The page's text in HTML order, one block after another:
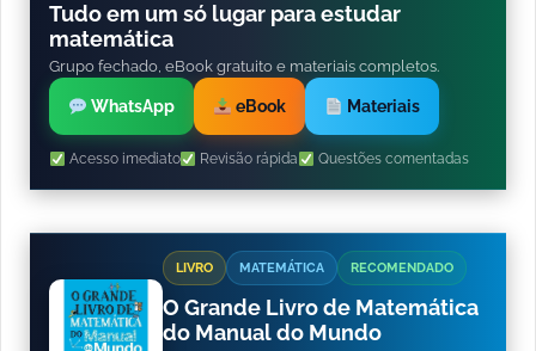
Tudo em um só lugar para estudar
matemática
Grupo fechado, eBook gratuito e materiais completos.
WhatsApp eBook Materiais
Acesso imediato Revisão rápida Questões comentadas
LIVRO MATEMÁTICA RECOMENDADO
O Grande Livro de Matemática
do Manual do Mundo